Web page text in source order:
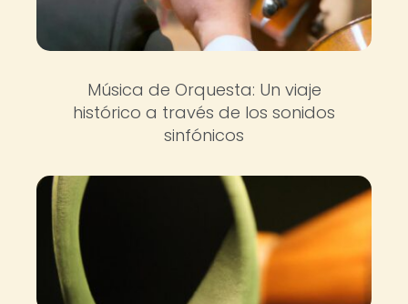
Música de Orquesta: Un viaje
histórico a través de los sonidos
sinfónicos